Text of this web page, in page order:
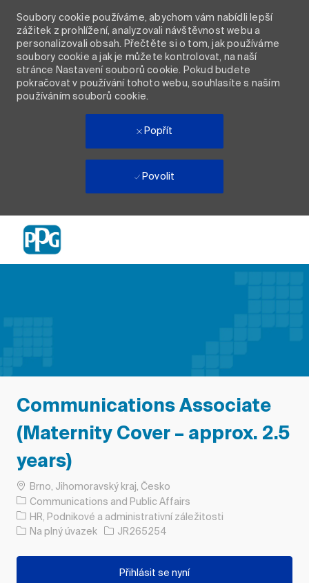
Soubory cookie používáme, abychom vám nabídli lepší
zážitek z prohlížení, analyzovali návštěvnost webu a
personalizovali obsah. Přečtěte si o tom, jak používáme
soubory cookie a jak je můžete kontrolovat, na naší
stránce Nastavení souborů cookie. Pokud budete
pokračovat v používání tohoto webu, souhlasíte s naším
používáním souborů cookie.
Popřít
Povolit
Communications Associate
(Maternity Cover – approx. 2.5
years)
Umístění
Brno, Jihomoravský kraj, Česko
Communications and Public Affairs
Kategorie
HR, Podnikové a administrativní záležitosti
Typ úlohy
Na plný úvazek ID úlohy
JR265254
Přihlásit se nyní